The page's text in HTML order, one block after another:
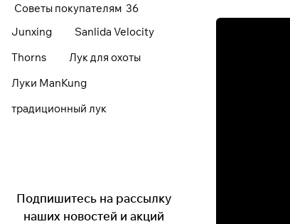
Советы покупателям 36
Junxing
Sanlida Velocity
Thorns
Лук для охоты
Луки ManKung
традиционный лук
Подпишитесь на рассылку
наших новостей и акций